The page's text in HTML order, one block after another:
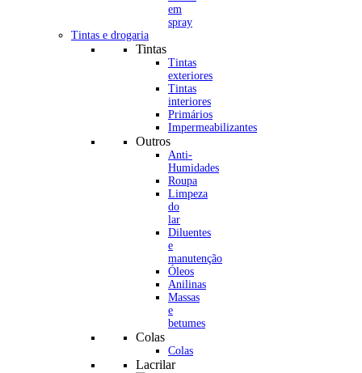
em
spray
Tintas e drogaria
Tintas
Tintas
exteriores
Tintas
interiores
Primários
Impermeabilizantes
Outros
Anti-
Humidades
Roupa
Limpeza
do
lar
Diluentes
e
manutenção
Óleos
Anilinas
Massas
e
betumes
Colas
Colas
Lacrilar